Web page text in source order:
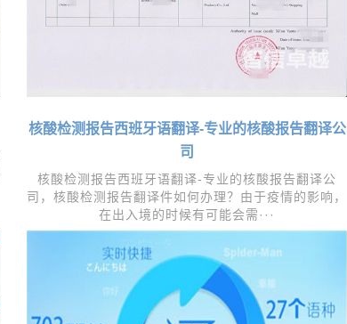
核酸检测报告西班牙语翻译-专业的核酸报告翻译公
司
核酸检测报告西班牙语翻译-专业的核酸报告翻译公
司，​核酸检测报告翻译件如何办理？由于疫情的影响，
在出入境的时候有可能会需···